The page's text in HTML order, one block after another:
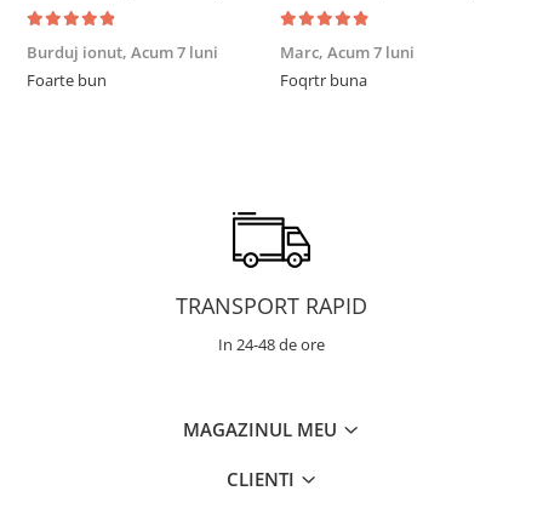
Burduj ionut, Acum 7 luni
Foarte bun
Marc, Acum 7 luni
Foqrtr buna
TRANSPORT RAPID
In 24-48 de ore
MAGAZINUL MEU
CLIENTI